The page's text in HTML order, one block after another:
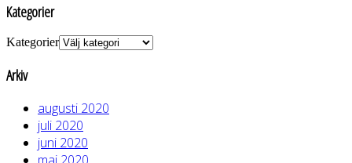
Kategorier
Kategorier
Arkiv
augusti 2020
juli 2020
juni 2020